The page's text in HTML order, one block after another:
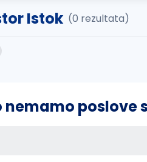
Istok (0 rezultata)
nemamo poslove